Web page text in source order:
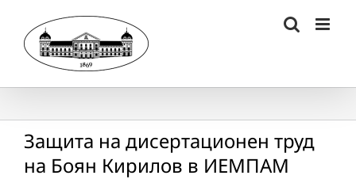
content
Защита на дисертационен труд
на Боян Кирилов в ИЕМПАМ